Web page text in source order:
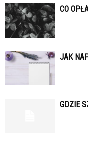
CO
JAK
GDZIE